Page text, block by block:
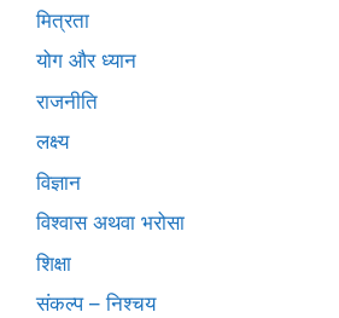
मित्रता
योग और ध्यान
राजनीति
लक्ष्य
विज्ञान
विश्वास अथवा भरोसा
शिक्षा
संकल्प – निश्चय